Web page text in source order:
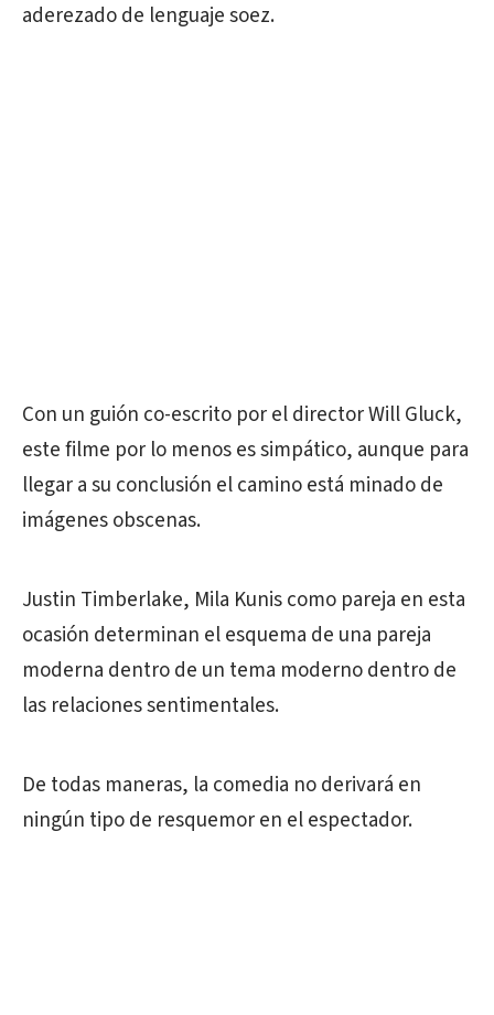
aderezado de lenguaje soez.
Con un guión co-escrito por el director Will Gluck,
este filme por lo menos es simpático, aunque para
llegar a su conclusión el camino está minado de
imágenes obscenas.
Justin Timberlake, Mila Kunis como pareja en esta
ocasión determinan el esquema de una pareja
moderna dentro de un tema moderno dentro de
las relaciones sentimentales.
De todas maneras, la comedia no derivará en
ningún tipo de resquemor en el espectador.